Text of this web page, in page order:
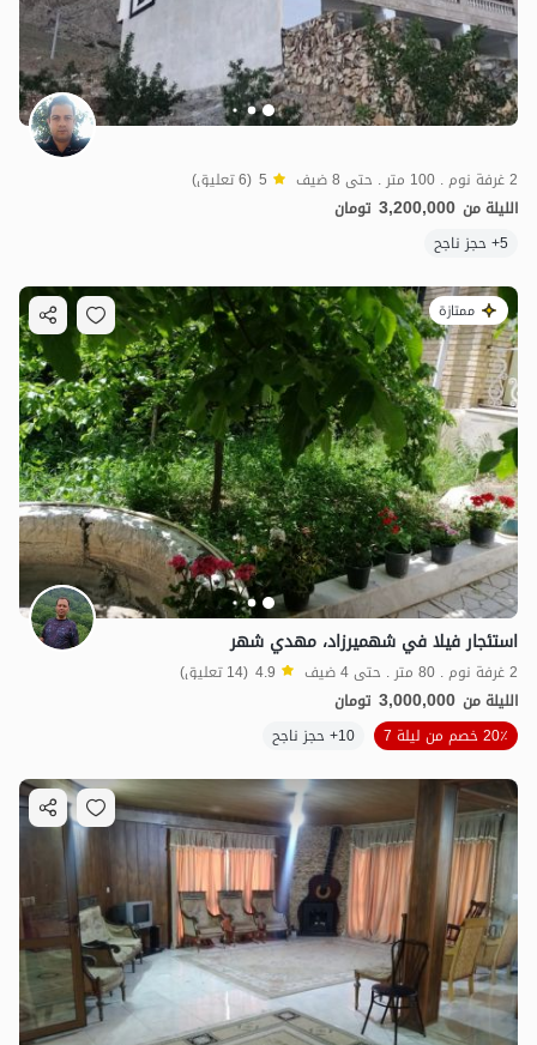
2 غرفة نوم . 100 متر . حتى 8 ضيف 5 (6 تعليق)
الليلة من 3,200,000 تومان
5+ حجز ناجح
ممتازة
استئجار فيلا في شهميرزاد، مهدي شهر
2 غرفة نوم . 80 متر . حتى 4 ضيف 4.9 (14 تعليق)
الليلة من 3,000,000 تومان
20٪ خصم من ليلة 7
10+ حجز ناجح